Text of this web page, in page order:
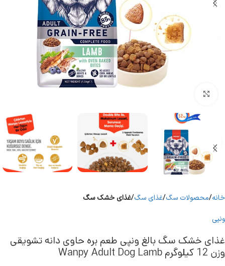
خانه محصولات سگ غذای سگ غذای خشک سگ
ونپی
غذای خشک سگ بالغ ونپی طعم بره حاوی دانه تشویقی
وزن 12 کیلوگرم Wanpy Adult Dog Lamb